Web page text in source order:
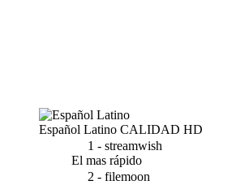
Español Latino CALIDAD HD
1 - streamwish
El mas rápido
2 - filemoon